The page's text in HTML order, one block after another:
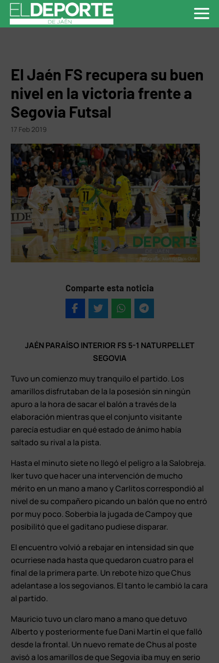
El Jaén FS recupera su buen
nivel en la victoria frente a
Segovia Futsal
17 Feb 2019
Comparte esta noticia
JAÉN PARAÍSO INTERIOR FS 5-1 NATURPELLET
SEGOVIA
Tuvo un comienzo muy tranquilo el partido. Los
amarillos disfrutaban de la la posesión sin ningún
apuro a la hora de sacar el balón a través de la
elaboración mientras que el conjunto visitante
parecía estudiar en qué estado de ánimo había
saltado su rival a la pista.
Hasta el minuto siete no llegó el peligro a la Salobreja.
Iker tuvo que hacer una intervención de mucho
mérito en un mano a mano y Carlitos correspondió al
nivel de su compañero picando un balón que no entró
por muy poco. Soberbia la jugada de Campoy que
posibilitó que el gaditano pudiese disparar.
El encuentro volvió a rebajar en intensidad sin que
ocurriese nada hasta que quedaron cuatro para el
final de la primera parte. Un rebote hizo que Chus
adelantase a los segovianos. El tanto le cambió la cara
al partido.
Mauricio tuvo un claro mano a mano que detuvo
Alberto y posteriormente fue Dani Martín el que falló
desde la frontal. Un nuevo remate de Chus al poste
avisó a los amarillos de que Segovia iba muy en serio